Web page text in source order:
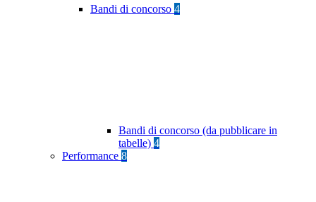
Bandi di concorso 4
Bandi di concorso (da pubblicare in
tabelle) 4
Performance 8